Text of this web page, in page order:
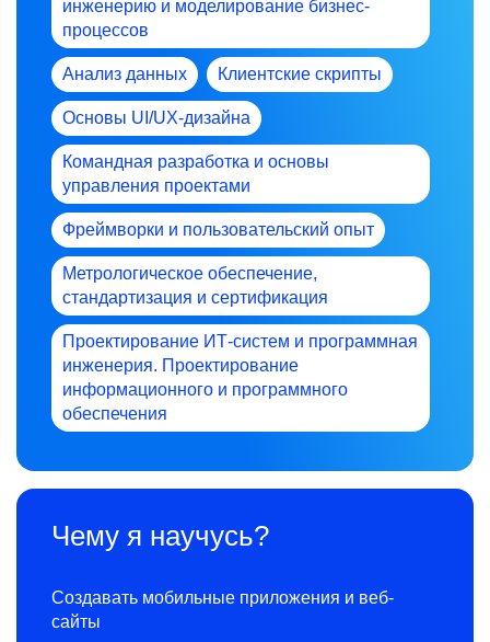
инженерию и моделирование бизнес-
процессов
Анализ данных Клиентские скрипты
Основы UI/UX-дизайна
Командная разработка и основы
управления проектами
Фреймворки и пользовательский опыт
Метрологическое обеспечение,
стандартизация и сертификация
Проектирование ИТ-систем и программная
инженерия. Проектирование
информационного и программного
обеспечения
Чему я научусь?
Создавать мобильные приложения и веб-
сайты